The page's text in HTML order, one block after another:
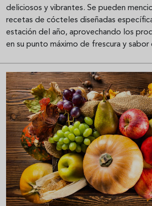
deliciosos y vibrantes. Se pueden
recetas de cócteles diseñadas
estación del año, aprovechando los
en su punto máximo de frescura y sabor